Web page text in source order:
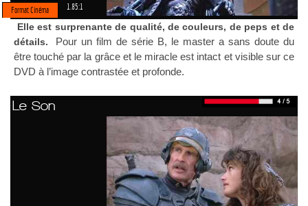
Format Cinéma
1.85:1
Elle est surprenante de qualité, de couleurs, de peps et de
détails.
Pour un film de série B, le master a sans doute du
être touché par la grâce et le miracle est intact et visible sur ce
DVD à l’image contrastée et profonde.
Le Son